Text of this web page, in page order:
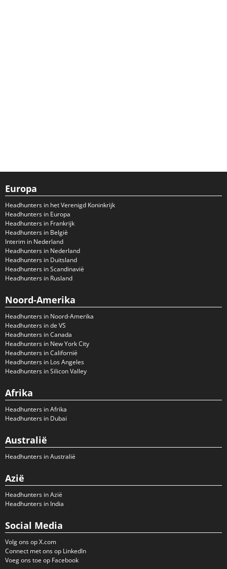
Europa
Headhunters in het Verenigd Koninkrijk
Headhunters in Europa
Headhunters in Frankrijk
Headhunters in België
Interim in Nederland
Headhunters in Nederland
Headhunters in Duitsland
Headhunters in Scandinavië
Headhunters in Rusland
Noord-Amerika
Headhunters in Noord-Amerika
Headhunters in de VS
Headhunters in Canada
Headhunters in New York City
Headhunters in Californië
Headhunters in Los Angeles
Headhunters in Silicon Valley
Afrika
Headhunters in Afrika
Headhunters in Dubai
Australië
Headhunters in Australië
Azië
Headhunters in Azië
Headhunters in India
Social Media
Volg ons op X.com
Connect met ons op LinkedIn
Voeg ons toe op Facebook